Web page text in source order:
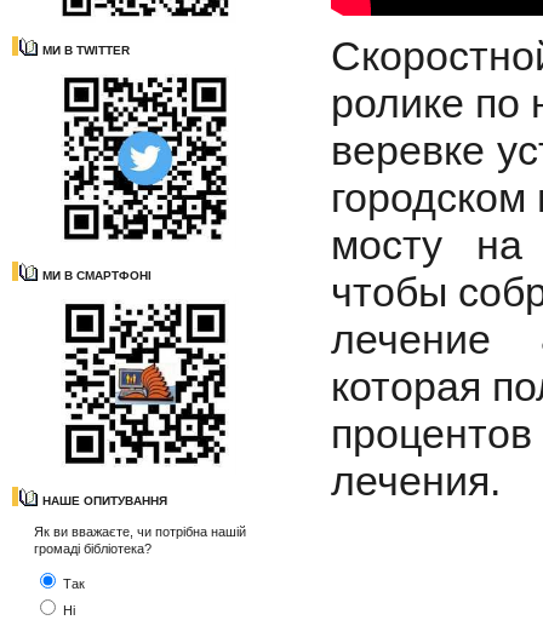
МИ В TWITTER
МИ В СМАРТФОНІ
НАШЕ ОПИТУВАННЯ
Як ви вважаєте, чи потрібна нашій
громаді бібліотека?
Так
Ні
ролике по
веревке
мосту
чтобы
лечение
которая
лечения.